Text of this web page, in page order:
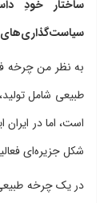
ساختار خودِ
سیاست‌گذاری‌های
به نظر من چرخه
طبیعی شامل
است، اما در
شکل جزیره‌ای
در یک چرخه